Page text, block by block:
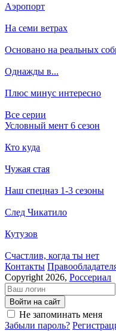
Аэропорт
На семи ветрах
Основано на реальных
Однажды в...
Плюс минус интересно
Все серии
Условный мент 6 сезон
Кто куда
Чужая стая
Наш спецназ 1-3 сезоны
След Чикатило
Кутузов
Счастлив, когда ты нет
Кон­так­ты
Copyright 2026, Россериал
Войти на сайт
Не запоминать меня
Забыли пароль?